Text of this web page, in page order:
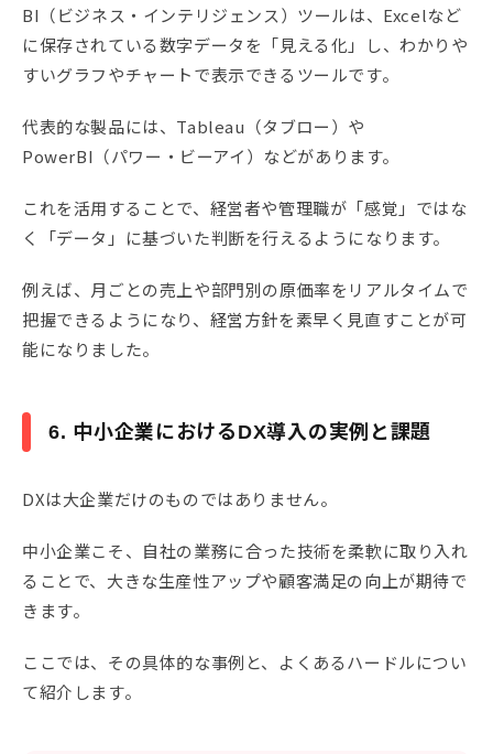
BI（ビジネス・インテリジェンス）ツールは、Excelなど
に保存されている数字データを「見える化」し、わかりや
すいグラフやチャートで表示できるツールです。
代表的な製品には、Tableau（タブロー）や
PowerBI（パワー・ビーアイ）などがあります。
これを活用することで、経営者や管理職が「感覚」ではな
く「データ」に基づいた判断を行えるようになります。
例えば、月ごとの売上や部門別の原価率をリアルタイムで
把握できるようになり、経営方針を素早く見直すことが可
能になりました。
6. 中小企業におけるDX導入の実例と課題
DXは大企業だけのものではありません。
中小企業こそ、自社の業務に合った技術を柔軟に取り入れ
ることで、大きな生産性アップや顧客満足の向上が期待で
きます。
ここでは、その具体的な事例と、よくあるハードルについ
て紹介します。